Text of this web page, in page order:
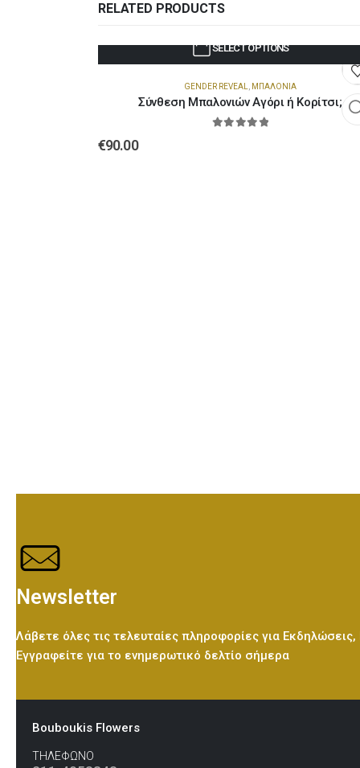
RELATED PRODUCTS
SELECT OPTIONS
GENDER REVEAL ΜΠΑΛΌΝΙΑ
Σύνθεση Μπαλονιών Αγόρι ή Κορίτσι;
€90.00
Newsletter
Λάβετε όλες τις τελευταίες πληροφορίες για
Εγγραφείτε για το ενημερωτικό δελτίο σήμερα
Bouboukis Flowers
ΤΗΛΕΦΩΝΟ